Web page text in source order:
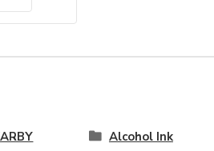
Alcohol Ink